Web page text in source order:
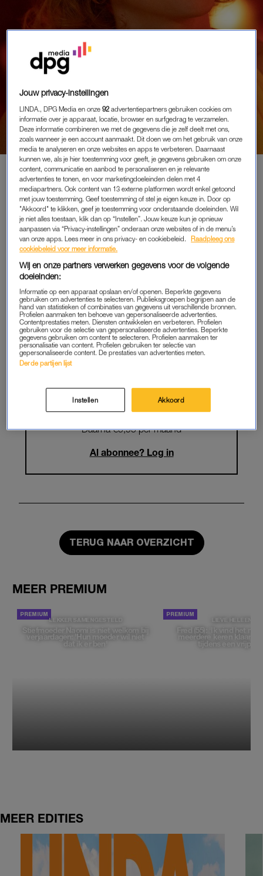
KIJKENENZO
TV, SERIES EN FILMS
PREMIUM
LEES VERDER MET
PREMIUM
Krijg onbeperkt toegang tot alle
artikelen
Lees LINDA.magazine online
Geniet van te gekke winacties en
lekkere puzzels
Maandelijks opzegbaar
START GRATIS MAAND
Daarna €5,95 per maand
Al abonnee? Log in
TERUG NAAR OVERZICHT
MEER PREMIUM
LEKKER SAMENGESTELD
Stiefmoeder Naomi is niet welkom bij
verjaardagen: 'Hun moeder wil niet
dat ik er ben'
LIEVE HELEEN
Fred (55): 'Ik vind het
meerdere keren klaar te
tijdens een
MEER EDITIES
Jouw privacy-instellingen
LINDA., DPG Media en onze92 advertentiepartners gebruiken cookies om
informatie over je apparaat, locatie, browser en surfgedrag te verzamelen.
Deze informatie combineren we met de gegevens die je zelf deelt met ons,
zoals wanneer je een account aanmaakt. Dit doen we om het gebruik van onze
media te analyseren en onze websites en apps te verbeteren. Daarnaast
kunnen we, als je hier toestemming voor geeft, je gegevens gebruiken om onze
content, communicatie en aanbod te personaliseren en je relevante
advertenties te tonen, en voor marketingdoeleinden delen met 4
mediapartners. Ook content van 13 externe platformen wordt enkel getoond
met jouw toestemming. Geef toestemming of stel je eigen keuze in. Door op
"Akkoord" te klikken, geef je toestemming voor onderstaande doeleinden. Wil
je niet alles toestaan, klik dan op “Instellen”. Jouw keuze kun je opnieuw
aanpassen via “Privacy-instellingen” onderaan onze websites of in de menu’s
van onze apps. Lees meer in ons privacy- en cookiebeleid.
Raadpleeg ons
cookiebeleid voor meer informatie.
Wij en onze partners verwerken gegevens voor de volgende
doeleinden:
Informatie op een apparaat opslaan en/of openen. Beperkte gegevens
gebruiken om advertenties te selecteren. Publieksgroepen begrijpen aan de
hand van statistieken of combinaties van gegevens uit verschillende bronnen.
Profielen aanmaken ten behoeve van gepersonaliseerde advertenties.
Contentprestaties meten. Diensten ontwikkelen en verbeteren. Profielen
gebruiken voor de selectie van gepersonaliseerde advertenties. Beperkte
gegevens gebruiken om content te selecteren. Profielen aanmaken ter
personalisatie van content. Profielen gebruiken ter selectie van
gepersonaliseerde content. De prestaties van advertenties meten.
Derde partijen lijst
Instellen Akkoord